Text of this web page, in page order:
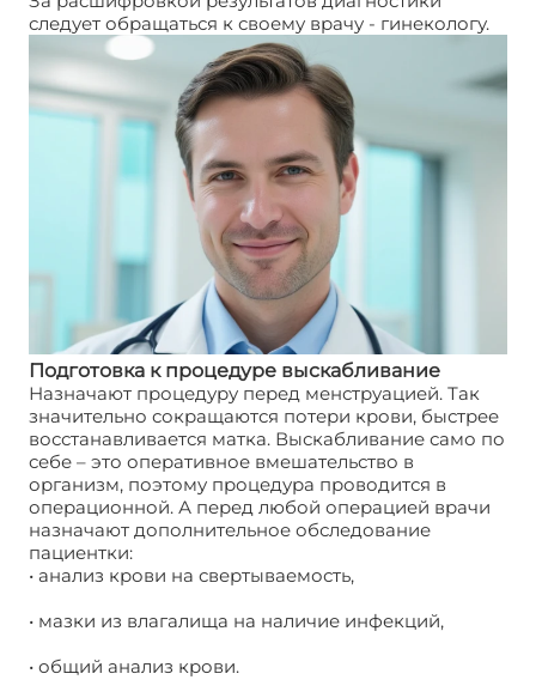
следует обращаться к своему врачу - гинекологу.
Подготовка к процедуре выскабливание
Назначают процедуру перед менструацией. Так
значительно сокращаются потери крови, быстрее
восстанавливается матка. Выскабливание само по
себе – это оперативное вмешательство в
организм, поэтому процедура проводится в
операционной. А перед любой операцией врачи
назначают дополнительное обследование
пациентки:
• анализ крови на свертываемость,
• мазки из влагалища на наличие инфекций,
• общий анализ крови.